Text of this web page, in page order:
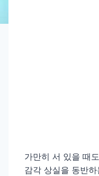
가만히 서 있을 때
감각 상실을 동반